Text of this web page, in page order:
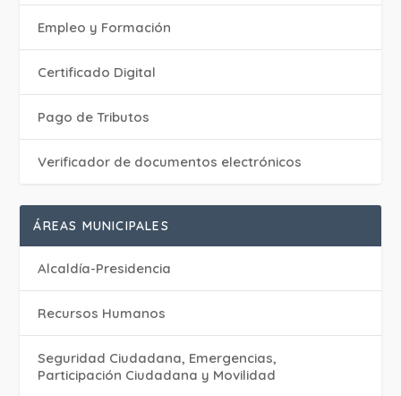
Empleo y Formación
Certificado Digital
Pago de Tributos
Verificador de documentos electrónicos
ÁREAS MUNICIPALES
Alcaldía-Presidencia
Recursos Humanos
Seguridad Ciudadana, Emergencias,
Participación Ciudadana y Movilidad